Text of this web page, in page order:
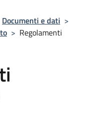
Documenti e dati >
> Regolamenti